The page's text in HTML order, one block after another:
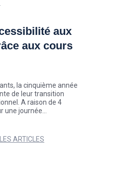
aux
aux cours
la cinquième année
de leur transition
A raison de 4
une journée
de l’Innovation), Créa
suivre leurs cours à
ARTICLES